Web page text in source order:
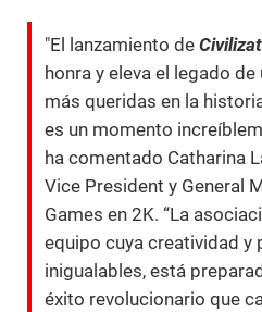
"El lanzamiento de
honra y eleva el legado
más queridas en la
es un momento
ha comentado Catharina
Vice President y General
Games en 2K. “La
equipo cuya creatividad y
inigualables, está
éxito revolucionario que